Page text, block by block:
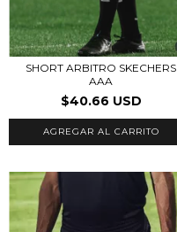
SHORT ARBITRO SKECHERS
AAA
$40.66 USD
AGREGAR AL CARRITO